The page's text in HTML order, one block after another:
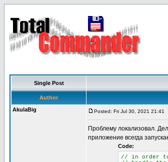
Single Post
Author
AkulaBig
Posted: Fri Jul 30, 2021 21:41
Проблему локализовал.
приложение всегда
Code:
// in order to